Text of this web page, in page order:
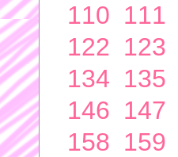
110 111
122 123
134 135
146 147
158 159